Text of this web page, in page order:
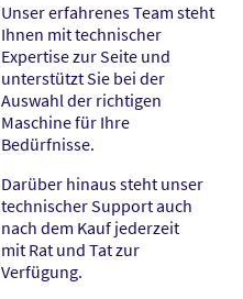
Unser erfahrenes Team steht
Ihnen mit technischer
Expertise zur Seite und
unterstützt Sie bei der
Auswahl der richtigen
Maschine für Ihre
Bedürfnisse.
Darüber hinaus steht unser
technischer Support auch
nach dem Kauf jederzeit
mit Rat und Tat zur
Verfügung.